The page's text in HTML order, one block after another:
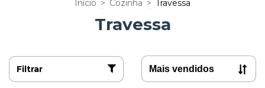
Início > Cozinha > Travessa
Travessa
Filtrar